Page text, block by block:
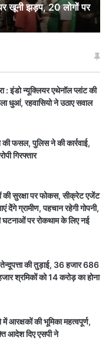
खूनी झड़प, 20 लोगों पर
: इंडो न्यूक्लियर एथेनॉल प्लांट की
धुआं, रहवासियो ने उठाए सवाल
फसल, पुलिस ने की कार्रवाई,
गिरफ्तार
की सुरक्षा पर फोकस, सीक्रेट एजेंट
देेंगे ग्रामीण, पहचान रहेगी गोपनी,
घटनाओं पर रोकथाम के लिए नई
की तुड़ाई, 36 हजार 686
श्रमिकों को 14 करोड़ का होना
आरक्षकों की भूमिका महत्वपूर्ण,
आदेश दिए एसपी ने